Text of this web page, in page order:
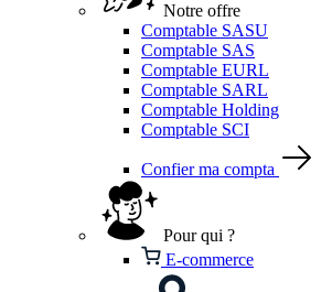
Notre offre
Comptable SASU
Comptable SAS
Comptable EURL
Comptable SARL
Comptable Holding
Comptable SCI
Confier ma compta
Pour qui ?
E-commerce